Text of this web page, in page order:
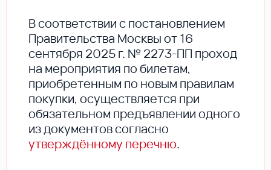
В соответствии с постановлением
Правительства Москвы от 16
сентября 2025 г. № 2273-ПП проход
на мероприятия по билетам,
приобретенным по новым правилам
покупки, осуществляется при
обязательном предъявлении одного
из документов согласно
утверждённому перечню.